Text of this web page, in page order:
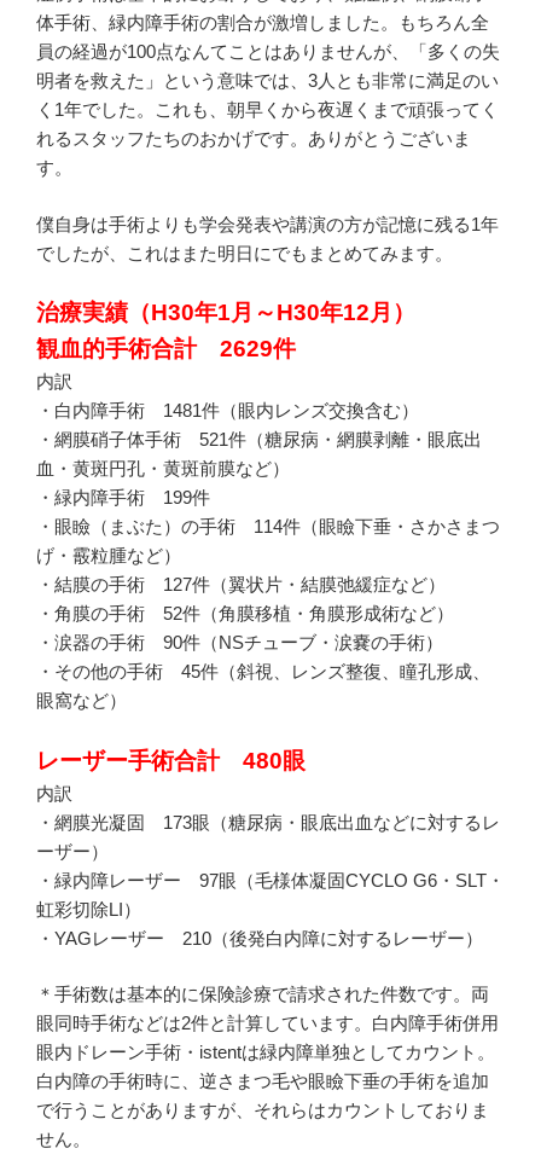
体手術、緑内障手術の割合が激増しました。もちろん全
員の経過が100点なんてことはありませんが、「多くの失
明者を救えた」という意味では、3人とも非常に満足のい
く1年でした。これも、朝早くから夜遅くまで頑張ってく
れるスタッフたちのおかげです。ありがとうございま
す。
僕自身は手術よりも学会発表や講演の方が記憶に残る1年
でしたが、これはまた明日にでもまとめてみます。
治療実績（H30年1月～H30年12月）
観血的手術合計 2629件
内訳
・白内障手術 1481件（眼内レンズ交換含む）
・網膜硝子体手術 521件（糖尿病・網膜剥離・眼底出
血・黄斑円孔・黄斑前膜など）
・緑内障手術 199件
・眼瞼（まぶた）の手術 114件（眼瞼下垂・さかさまつ
げ・霰粒腫など）
・結膜の手術 127件（翼状片・結膜弛緩症など）
・角膜の手術 52件（角膜移植・角膜形成術など）
・涙器の手術 90件（NSチューブ・涙嚢の手術）
・その他の手術 45件（斜視、レンズ整復、瞳孔形成、
眼窩など）
レーザー手術合計 480眼
内訳
・網膜光凝固 173眼（糖尿病・眼底出血などに対するレ
ーザー）
・緑内障レーザー 97眼（毛様体凝固CYCLO G6・SLT・
虹彩切除LI）
・YAGレーザー 210（後発白内障に対するレーザー）
＊手術数は基本的に保険診療で請求された件数です。両
眼同時手術などは2件と計算しています。白内障手術併用
眼内ドレーン手術・istentは緑内障単独としてカウント。
白内障の手術時に、逆さまつ毛や眼瞼下垂の手術を追加
で行うことがありますが、それらはカウントしておりま
せん。